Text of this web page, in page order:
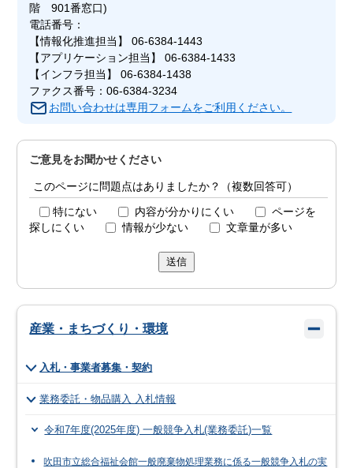
階 901番窓口)
電話番号：
【情報化推進担当】 06-6384-1443
【アプリケーション担当】 06-6384-1433
【インフラ担当】 06-6384-1438
ファクス番号：06-6384-3234
お問い合わせは専用フォームをご利用ください。
ご意見をお聞かせください
このページに問題点はありましたか？（複数回答可）
特にない 内容が分かりにくい
ページを
探しにくい
情報が少ない 文章量が多い
送信
産業・まちづくり・環境
入札・事業者募集・契約
業務委託・物品購入 入札情報
令和7年度(2025年度) 一般競争入札(業務委託)一覧
吹田市立総合福祉会館一般廃棄物処理業務に係る一般競争入札の実